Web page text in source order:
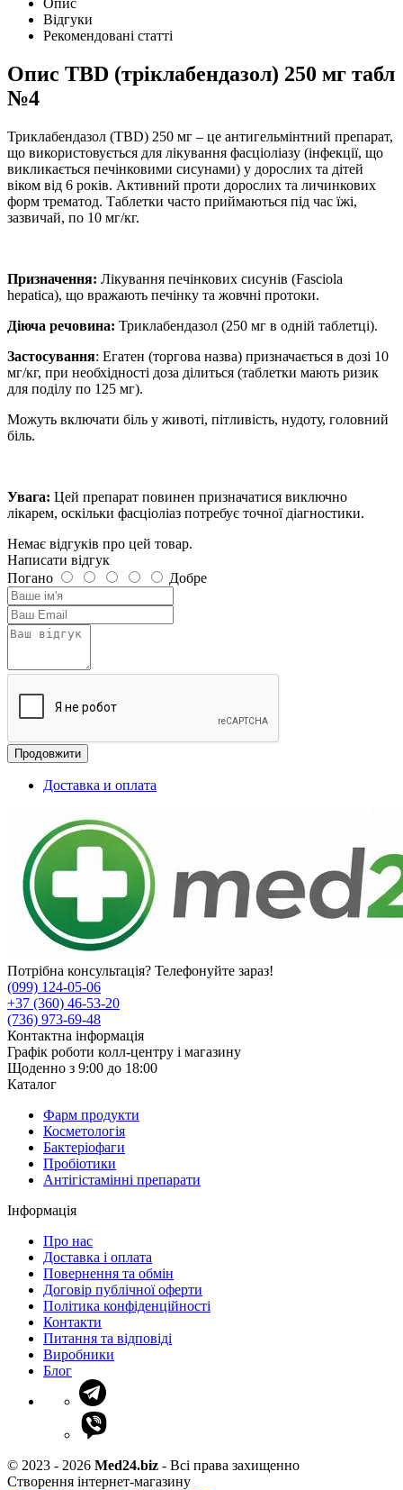
Відгуки
Рекомендовані статті
Опис TBD (тріклабендазол) 250 мг табл
№4
Триклабендазол (TBD) 250 мг – це антигельмінтний препарат,
що використовується для лікування фасціоліазу (інфекції, що
викликається печінковими сисунами) у дорослих та дітей
віком від 6 років. Активний проти дорослих та личинкових
форм трематод. Таблетки часто приймаються під час їжі,
зазвичай, по 10 мг/кг.
Призначення: Лікування печінкових сисунів (Fasciola
hepatica), що вражають печінку та жовчні протоки.
Діюча речовина: Триклабендазол (250 мг в одній таблетці).
Застосування: Егатен (торгова назва) призначається в дозі 10
мг/кг, при необхідності доза ділиться (таблетки мають ризик
для поділу по 125 мг).
Можуть включати біль у животі, пітливість, нудоту, головний
біль.
Увага: Цей препарат повинен призначатися виключно
лікарем, оскільки фасціоліаз потребує точної діагностики.
Немає відгуків про цей товар.
Написати відгук
Погано
Добре
Продовжити
Доставка и оплата
Потрібна консультація? Телефонуйте зараз!
(099) 124-05-06
+37 (360) 46-53-20
(736) 973-69-48
Контактна інформація
Графік роботи колл-центру і магазину
Щоденно з 9:00 до 18:00
Каталог
Фарм продукти
Косметологія
Бактеріофаги
Пробіотики
Антігістамінні препарати
Інформація
Про нас
Доставка і оплата
Повернення та обмін
Договір публічної оферти
Політика конфіденційності
Контакти
Питання та відповіді
Виробники
Блог
© 2023 - 2026 Med24.biz - Всі права захищенно
Створення інтернет-магазину